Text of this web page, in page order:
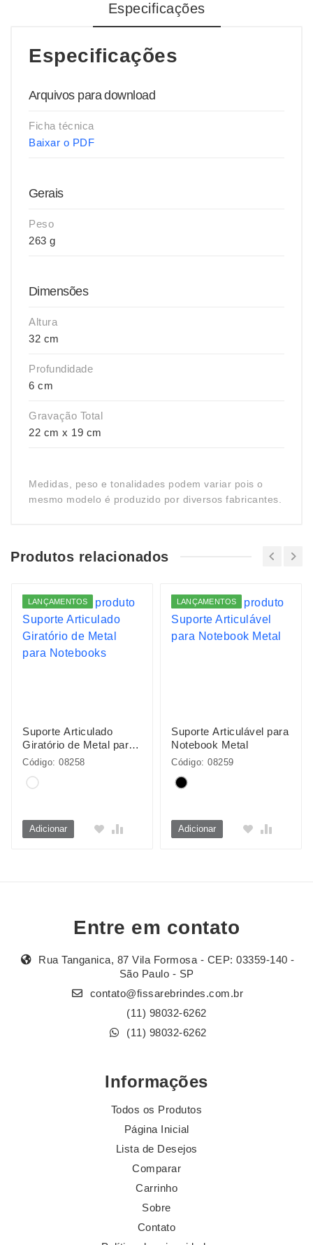
Especificações
Especificações
Arquivos para download
Ficha técnica
Baixar o PDF
Gerais
Peso
263 g
Dimensões
Altura
32 cm
Profundidade
6 cm
Gravação Total
22 cm x 19 cm
Medidas, peso e tonalidades podem variar pois o
mesmo modelo é produzido por diversos fabricantes.
Produtos relacionados
LANÇAMENTOS
Suporte Articulado
Giratório de Metal para
Notebooks
Código: 08258
Adicionar
LANÇAMENTOS
Suporte Articulável para
Notebook Metal
Código: 08259
Adicionar
Entre em contato
Rua Tanganica, 87 Vila Formosa - CEP: 03359-140 -
São Paulo - SP
contato@fissarebrindes.com.br
(11) 98032-6262
(11) 98032-6262
Informações
Todos os Produtos
Página Inicial
Lista de Desejos
Comparar
Carrinho
Sobre
Contato